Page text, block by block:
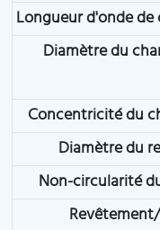
Longueur d'onde
Diamètre du
Concentricité du
Diamètre du
Non-circularité